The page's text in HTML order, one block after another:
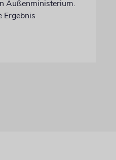
Außenministerium.
Ergebnis